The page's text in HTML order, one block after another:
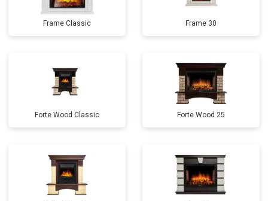
Frame Classic Frame 30
Forte Wood Classic Forte Wood 25